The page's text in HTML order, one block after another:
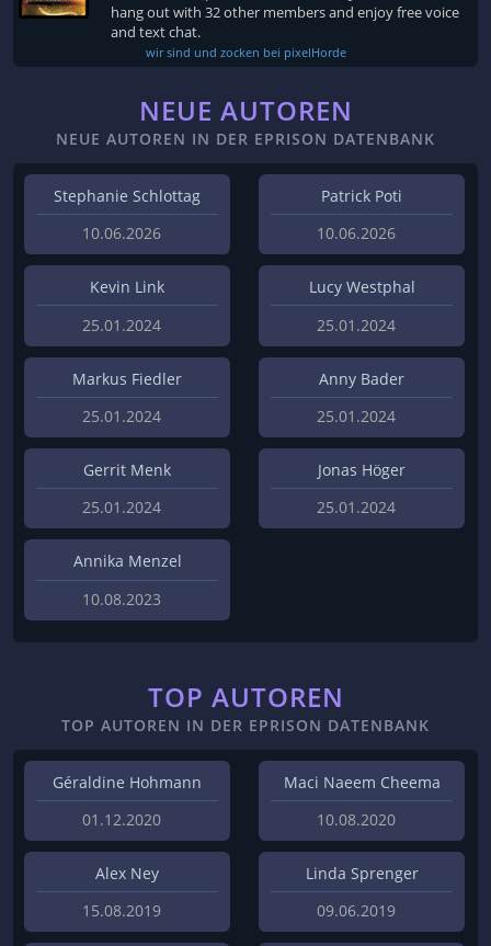
hang out with 32 other members and enjoy free voice
and text chat.
wir sind und zocken bei pixelHorde
NEUE AUTOREN
NEUE AUTOREN IN DER EPRISON DATENBANK
Stephanie Schlottag
10.06.2026
Patrick Poti
10.06.2026
Kevin Link
25.01.2024
Lucy Westphal
25.01.2024
Markus Fiedler
25.01.2024
Anny Bader
25.01.2024
Gerrit Menk
25.01.2024
Jonas Höger
25.01.2024
Annika Menzel
10.08.2023
TOP AUTOREN
TOP AUTOREN IN DER EPRISON DATENBANK
Géraldine Hohmann
01.12.2020
Maci Naeem Cheema
10.08.2020
Alex Ney
15.08.2019
Linda Sprenger
09.06.2019